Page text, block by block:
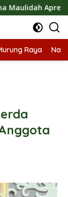
Festival
Raya